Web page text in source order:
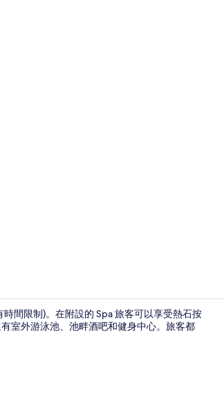
間限制)。在附設的 Spa 旅客可以享受熱石按
室外游泳池、池畔酒吧和健身中心。旅客都